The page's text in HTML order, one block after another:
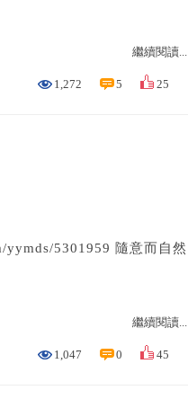
繼續閱讀...
1,272 5 25
5301959 隨意而自然
繼續閱讀...
1,047 0 45